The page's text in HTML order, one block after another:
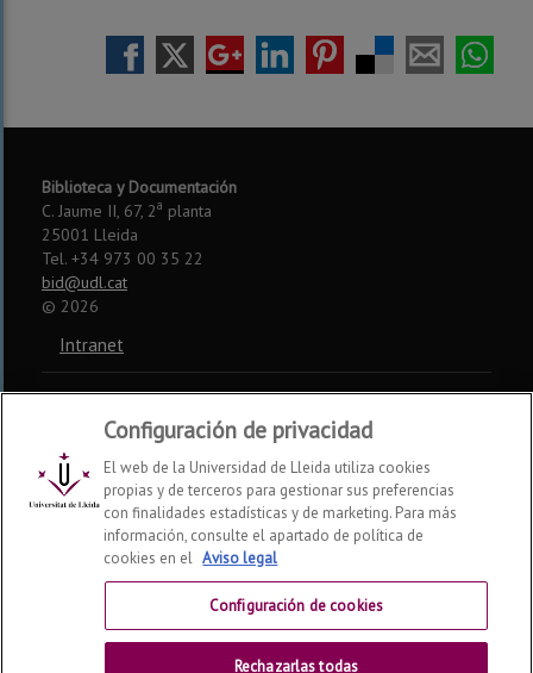
Biblioteca y Documentación
C. Jaume II, 67, 2a planta
25001 Lleida
Tel. +34 973 00 35 22
bid@udl.cat
© 2026
Intranet
Aviso legal
Accesibilidad
Somos miembros de:
REBIUN CRUE
Redes sociales
Configuración de privacidad
El web de la Universidad de Lleida utiliza cookies
propias y de terceros para gestionar sus preferencias
con finalidades estadísticas y de marketing. Para más
información, consulte el apartado de política de
cookies en el Aviso legal
Configuración de cookies
Rechazarlas todas